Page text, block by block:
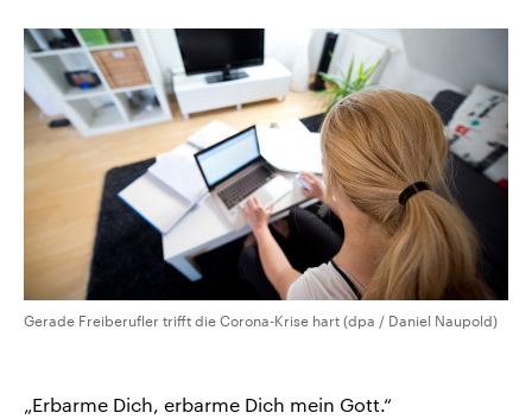
Gerade Freiberufler trifft die Corona-Krise hart (dpa / Daniel Naupold)
„Erbarme Dich, erbarme Dich mein Gott.“